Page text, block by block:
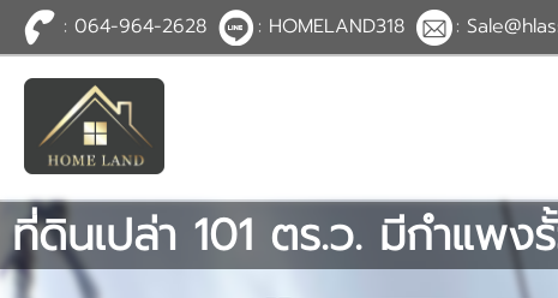
TH | EN
ระบบ
หรือ
สมัคร
สมาชิก
หน้าหลัก ทรัพย์สิน
บริการ
: 064-964-2628 : HOMELAND318 :
ที่ดินเปล่า 101 ตร.ว. มีกำแพ